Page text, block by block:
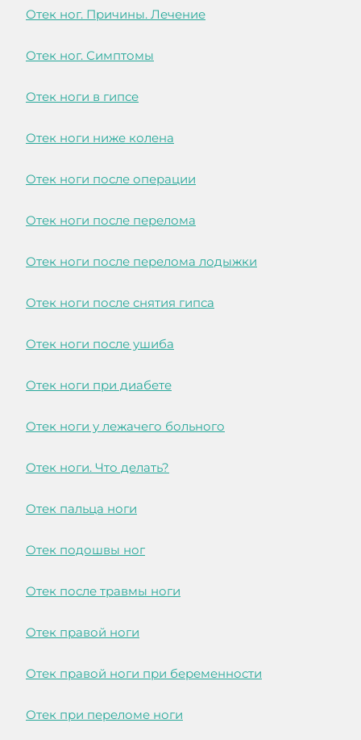
Отек ног. Причины. Лечение
Отек ног. Симптомы
Отек ноги в гипсе
Отек ноги ниже колена
Отек ноги после операции
Отек ноги после перелома
Отек ноги после перелома лодыжки
Отек ноги после снятия гипса
Отек ноги после ушиба
Отек ноги при диабете
Отек ноги у лежачего больного
Отек ноги. Что делать?
Отек пальца ноги
Отек подошвы ног
Отек после травмы ноги
Отек правой ноги
Отек правой ноги при беременности
Отек при переломе ноги